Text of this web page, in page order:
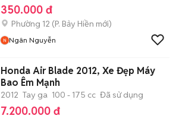
350.000 đ
Phường 12 (P. Bảy Hiền mới)
Ngân Nguyễn
Honda Air Blade 2012, Xe Đẹp Máy
Bao Êm Mạnh
2012 Tay ga 100 - 175 cc Đã sử dụng
7.200.000 đ